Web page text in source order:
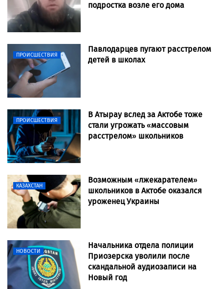
подростка возле его дома
ПРОИСШЕСТВИЯ
Павлодарцев пугают расстрелом
детей в школах
ПРОИСШЕСТВИЯ
В Атырау вслед за Актобе тоже
стали угрожать «массовым
расстрелом» школьников
КАЗАХСТАН
Возможным «лжекарателем»
школьников в Актобе оказался
уроженец Украины
НОВОСТИ
Начальника отдела полиции
Приозерска уволили после
скандальной аудиозаписи на
Новый год